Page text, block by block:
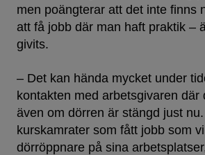
men poängterar att det inte finns
att få jobb där man haft praktik –
givits.
– Det kan hända mycket under
kontakten med arbetsgivaren där
även om dörren är stängd just
kurskamrater som fått jobb som
dörröppnare på sina